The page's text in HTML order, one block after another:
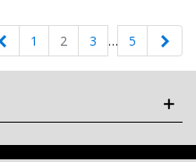
Zurück
1 2 3 … 5